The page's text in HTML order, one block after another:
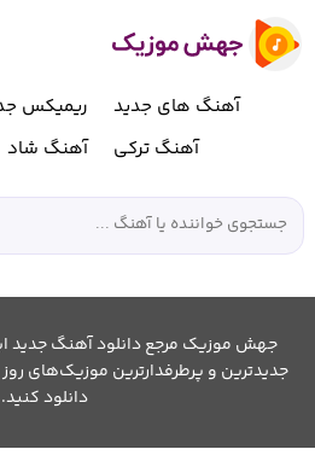
آهنگ های جدید ریمیکس
آهنگ ترکی
آهنگ شاد
جهش موزیک مرجع دانلود آهنگ جدید
جدیدترین و پرطرفدارترین موزیک‌های
دانلود کنید.